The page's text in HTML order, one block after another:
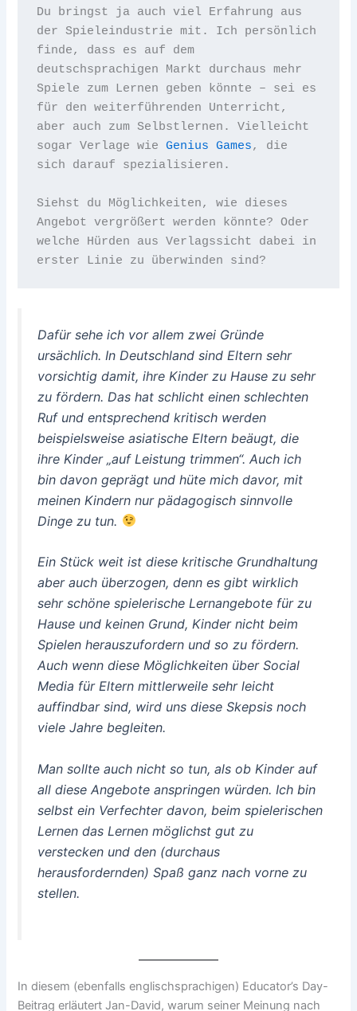
Du bringst ja auch viel Erfahrung aus
der Spieleindustrie mit. Ich persönlich
finde, dass es auf dem
deutschsprachigen Markt durchaus mehr
Spiele zum Lernen geben könnte – sei es
für den weiterführenden Unterricht,
aber auch zum Selbstlernen. Vielleicht
sogar Verlage wie Genius Games, die
sich darauf spezialisieren.
Siehst du Möglichkeiten, wie dieses
Angebot vergrößert werden könnte? Oder
welche Hürden aus Verlagssicht dabei in
erster Linie zu überwinden sind?
Dafür sehe ich vor allem zwei Gründe
ursächlich. In Deutschland sind Eltern sehr
vorsichtig damit, ihre Kinder zu Hause zu sehr
zu fördern. Das hat schlicht einen schlechten
Ruf und entsprechend kritisch werden
beispielsweise asiatische Eltern beäugt, die
ihre Kinder „auf Leistung trimmen“. Auch ich
bin davon geprägt und hüte mich davor, mit
meinen Kindern nur pädagogisch sinnvolle
Dinge zu tun.
Ein Stück weit ist diese kritische Grundhaltung
aber auch überzogen, denn es gibt wirklich
sehr schöne spielerische Lernangebote für zu
Hause und keinen Grund, Kinder nicht beim
Spielen herauszufordern und so zu fördern.
Auch wenn diese Möglichkeiten über Social
Media für Eltern mittlerweile sehr leicht
auffindbar sind, wird uns diese Skepsis noch
viele Jahre begleiten.
Man sollte auch nicht so tun, als ob Kinder auf
all diese Angebote anspringen würden. Ich bin
selbst ein Verfechter davon, beim spielerischen
Lernen das Lernen möglichst gut zu
verstecken und den (durchaus
herausfordernden) Spaß ganz nach vorne zu
stellen.
In diesem (ebenfalls englischsprachigen) Educator’s Day-
Beitrag erläutert Jan-David, warum seiner Meinung nach